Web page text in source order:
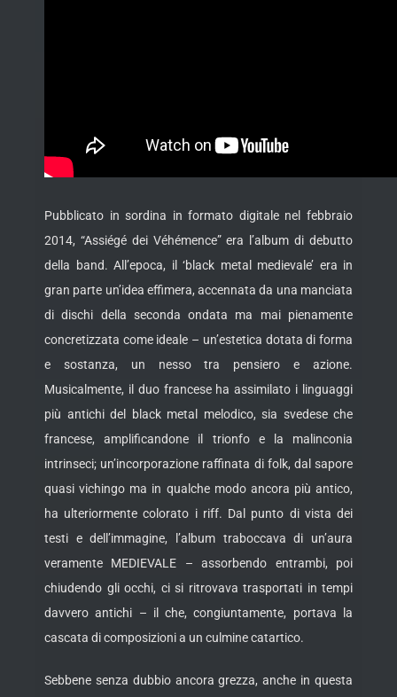
Pubblicato in sordina in formato digitale nel febbraio
2014, “Assiégé dei Véhémence” era l’album di debutto
della band. All’epoca, il ‘black metal medievale’ era in
gran parte un’idea effimera, accennata da una manciata
di dischi della seconda ondata ma mai pienamente
concretizzata come ideale – un’estetica dotata di forma
e sostanza, un nesso tra pensiero e azione.
Musicalmente, il duo francese ha assimilato i linguaggi
più antichi del black metal melodico, sia svedese che
francese, amplificandone il trionfo e la malinconia
intrinseci; un’incorporazione raffinata di folk, dal sapore
quasi vichingo ma in qualche modo ancora più antico,
ha ulteriormente colorato i riff. Dal punto di vista dei
testi e dell’immagine, l’album traboccava di un’aura
veramente MEDIEVALE – assorbendo entrambi, poi
chiudendo gli occhi, ci si ritrovava trasportati in tempi
davvero antichi – il che, congiuntamente, portava la
cascata di composizioni a un culmine catartico.
Sebbene senza dubbio ancora grezza, anche in questa